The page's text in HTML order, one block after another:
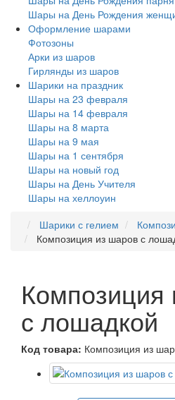
Шары на День Рождения
Оформление шарами
Фотозоны
Арки из шаров
Гирлянды из шаров
Шарики на праздник
Шары на 23 февраля
Шары на 14 февраля
Шары на 8 марта
Шары на 9 мая
Шары на 1 сентября
Шары на новый год
Шары на День Учителя
Шары на хеллоуин
Шарики с гелием
Композиция из шаров с
с лошадкой
Код товара: Композиция из